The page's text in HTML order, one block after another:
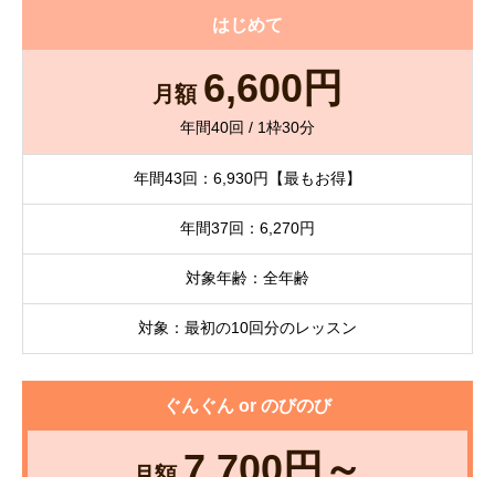
はじめて
月額 6,600円
年間40回 / 1枠30分
年間43回：6,930円【最もお得】
年間37回：6,270円
対象年齢：全年齢
対象：最初の10回分のレッスン
ぐんぐん or のびのび